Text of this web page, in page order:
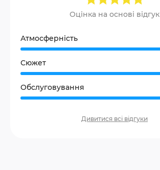
Оцінка на основі відгук
Атмосферність
Сюжет
Обслуговування
Дивитися всі відгуки